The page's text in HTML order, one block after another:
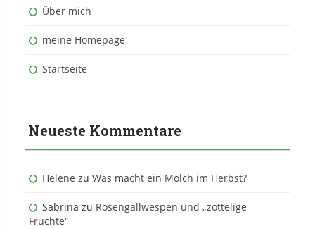
Über mich
meine Homepage
Startseite
Neueste Kommentare
Helene zu Was macht ein Molch im Herbst?
Sabrina zu Rosengallwespen und „zottelige
Früchte“